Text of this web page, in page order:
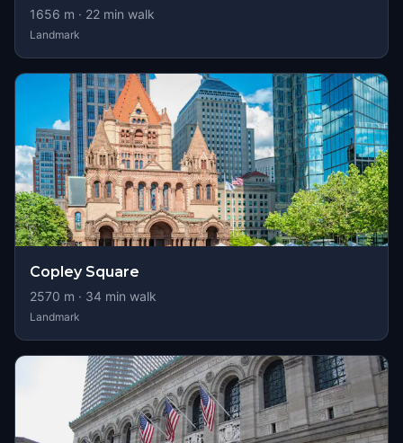
1656 m · 22 min walk
Landmark
Copley Square
2570 m · 34 min walk
Landmark